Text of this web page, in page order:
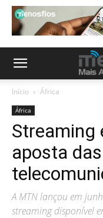
Início África
África
Streaming
aposta
A MTN lançou em
streaming disponível